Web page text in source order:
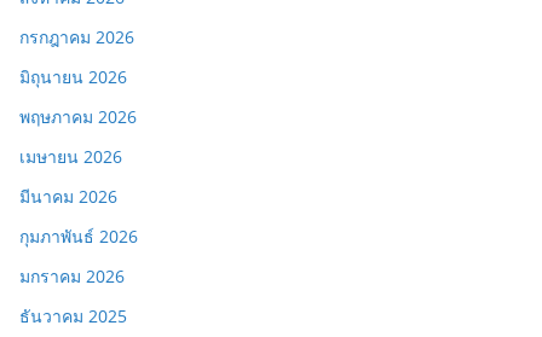
กรกฎาคม 2026
มิถุนายน 2026
พฤษภาคม 2026
เมษายน 2026
มีนาคม 2026
กุมภาพันธ์ 2026
มกราคม 2026
ธันวาคม 2025